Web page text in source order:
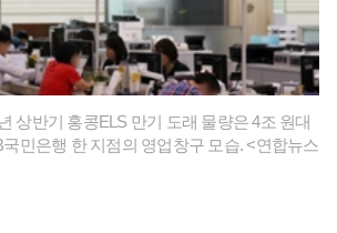
상반기 홍콩ELS 만기 도래 물량은 4조 원대
민은행 한 지점의 영업창구 모습. <연합뉴스